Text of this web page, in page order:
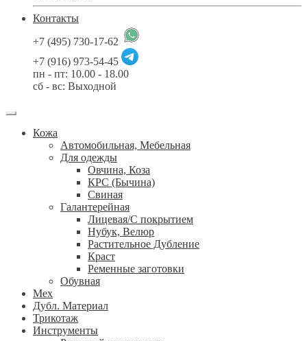
Контакты
+7 (495) 730-17-62
+7 (916) 973-54-45
пн - пт: 10.00 - 18.00
сб - вс: Выходной
Кожа
Автомобильная, Мебельная
Для одежды
Овчина, Коза
КРС (Бычина)
Свиная
Галантерейная
Лицевая/С покрытием
Нубук, Велюр
Растительное Дубление
Краст
Ременные заготовки
Обувная
Мех
Дубл. Материал
Трикотаж
Инструменты